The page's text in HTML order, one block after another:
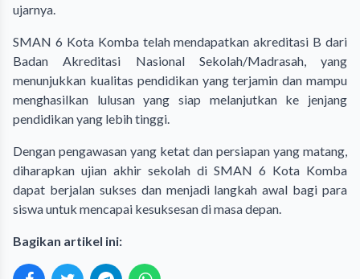
ujarnya.
SMAN 6 Kota Komba telah mendapatkan akreditasi B dari
Badan Akreditasi Nasional Sekolah/Madrasah, yang
menunjukkan kualitas pendidikan yang terjamin dan mampu
menghasilkan lulusan yang siap melanjutkan ke jenjang
pendidikan yang lebih tinggi.
Dengan pengawasan yang ketat dan persiapan yang matang,
diharapkan ujian akhir sekolah di SMAN 6 Kota Komba
dapat berjalan sukses dan menjadi langkah awal bagi para
siswa untuk mencapai kesuksesan di masa depan.
Bagikan artikel ini: